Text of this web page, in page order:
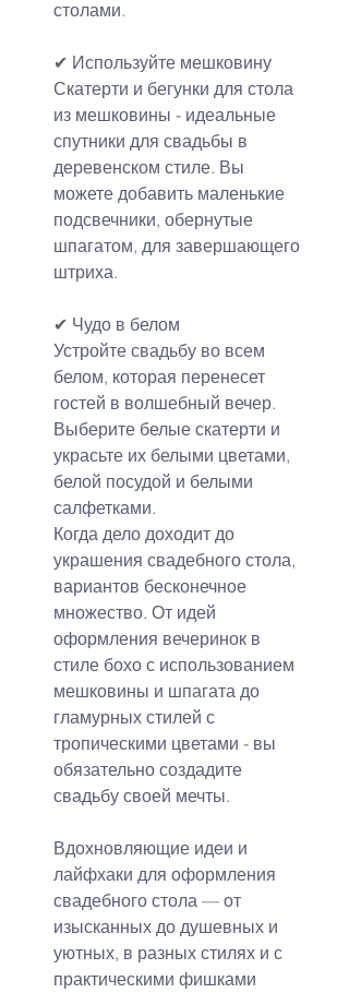
столами.
✔ Используйте мешковину
Скатерти и бегунки для стола
из мешковины - идеальные
спутники для свадьбы в
деревенском стиле. Вы
можете добавить маленькие
подсвечники, обернутые
шпагатом, для завершающего
штриха.
✔ Чудо в белом
Устройте свадьбу во всем
белом, которая перенесет
гостей в волшебный вечер.
Выберите белые скатерти и
украсьте их белыми цветами,
белой посудой и белыми
салфетками.
Когда дело доходит до
украшения свадебного стола,
вариантов бесконечное
множество. От идей
оформления вечеринок в
стиле бохо с использованием
мешковины и шпагата до
гламурных стилей с
тропическими цветами - вы
обязательно создадите
свадьбу своей мечты.
Вдохновляющие идеи и
лайфхаки для оформления
свадебного стола — от
изысканных до душевных и
уютных, в разных стилях и с
практическими фишками